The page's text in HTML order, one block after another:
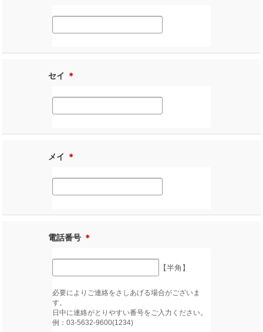
セイ ＊
メイ ＊
電話番号 ＊
【半角】
必要によりご連絡をさしあげる場合がございま
す。
日中に連絡がとりやすい番号をご入力ください。
例：03-5632-9600(1234)